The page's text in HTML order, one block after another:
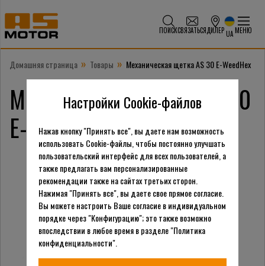
ПОИСКСВЯЗАТЬСЯДИЛЕР UA МЕНЮ
Домашняя страница » Товары » Механическая щетка AS 30 E-WeedHex
Механическая щетка AS 30
E-WeedHex
Настройки Cookie-файлов
Нажав кнопку "Принять все", вы даете нам возможность
использовать Cookie-файлы, чтобы постоянно улучшать
пользовательский интерфейс для всех пользователей, а
также предлагать вам персонализированные
рекомендации также на сайтах третьих сторон.
Нажимая "Принять все", вы даете свое прямое согласие.
Вы можете настроить Ваше согласие в индивидуальном
порядке через "Конфигурацию"; это также возможно
впоследствии в любое время в разделе "Политика
конфиденциальности".